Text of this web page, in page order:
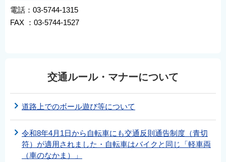
電話：03-5744-1315
FAX ：03-5744-1527
交通ルール・マナーについて
道路上でのボール遊び等について
令和8年4月1日から自転車にも交通反則通告制度（青切
符）が適用されました・自転車はバイクと同じ「軽車両
（車のなかま）」